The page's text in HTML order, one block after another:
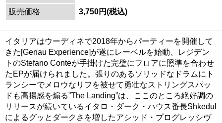
販売価格
3,750円(税込)
イタリアはウーディネで2018年からパーティーを開催して
きた[Genau Experience]が遂にレーベルを始動、レジデン
トのStefano Conteが手掛けた完璧にフロアに照準を合わせ
たEPが届けられました。張りのあるソリッドなドラムにト
ランシーでメロウなリフを被せて勇壮なストリングスパッ
ドも高揚感を煽る”The Landing”は、ここのところ絶好調の
リリースが続いているイタロ・ダーク・ハウス番長Shkedul
によるグッとダークさを増したアシッド・プログレッシヴ